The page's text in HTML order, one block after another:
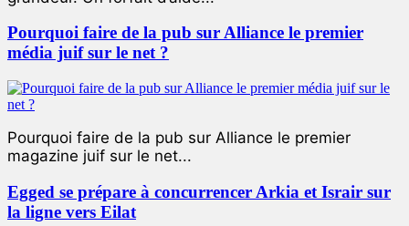
Pourquoi faire de la pub sur Alliance le premier
média juif sur le net ?
Pourquoi faire de la pub sur Alliance le premier
magazine juif sur le net...
Egged se prépare à concurrencer Arkia et Israir sur
la ligne vers Eilat